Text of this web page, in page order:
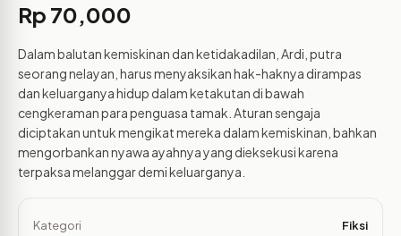
Rp 70,000
Dalam balutan kemiskinan dan ketidakadilan, Ardi, putra
seorang nelayan, harus menyaksikan hak-haknya dirampas
dan keluarganya hidup dalam ketakutan di bawah
cengkeraman para penguasa tamak. Aturan sengaja
diciptakan untuk mengikat mereka dalam kemiskinan, bahkan
mengorbankan nyawa ayahnya yang dieksekusi karena
terpaksa melanggar demi keluarganya.
Kategori Fiksi